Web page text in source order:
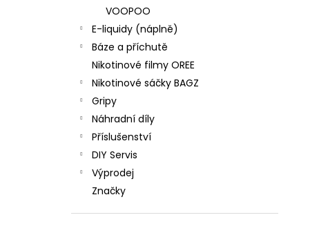
VOOPOO
E-liquidy (náplně)
Báze a příchutě
Nikotinové filmy OREE
Nikotinové sáčky BAGZ
Gripy
Náhradní díly
Příslušenství
DIY Servis
Výprodej
Značky